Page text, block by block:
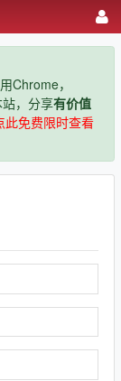
Chrome，
，分享有价值
此免费限时查看